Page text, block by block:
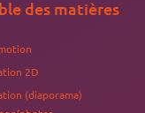
que ce soit des
ou des images
des matières
2D
(diaporama)